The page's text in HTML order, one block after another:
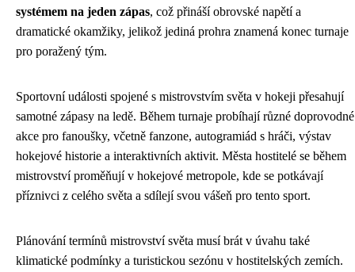
systémem na jeden zápas, což přináší obrovské napětí a
dramatické okamžiky, jelikož jediná prohra znamená konec turnaje
pro poražený tým.
Sportovní události spojené s mistrovstvím světa v hokeji přesahují
samotné zápasy na ledě. Během turnaje probíhají různé doprovodné
akce pro fanoušky, včetně fanzone, autogramiád s hráči, výstav
hokejové historie a interaktivních aktivit. Města hostitelé se během
mistrovství proměňují v hokejové metropole, kde se potkávají
příznivci z celého světa a sdílejí svou vášeň pro tento sport.
Plánování termínů mistrovství světa musí brát v úvahu také
klimatické podmínky a turistickou sezónu v hostitelských zemích.